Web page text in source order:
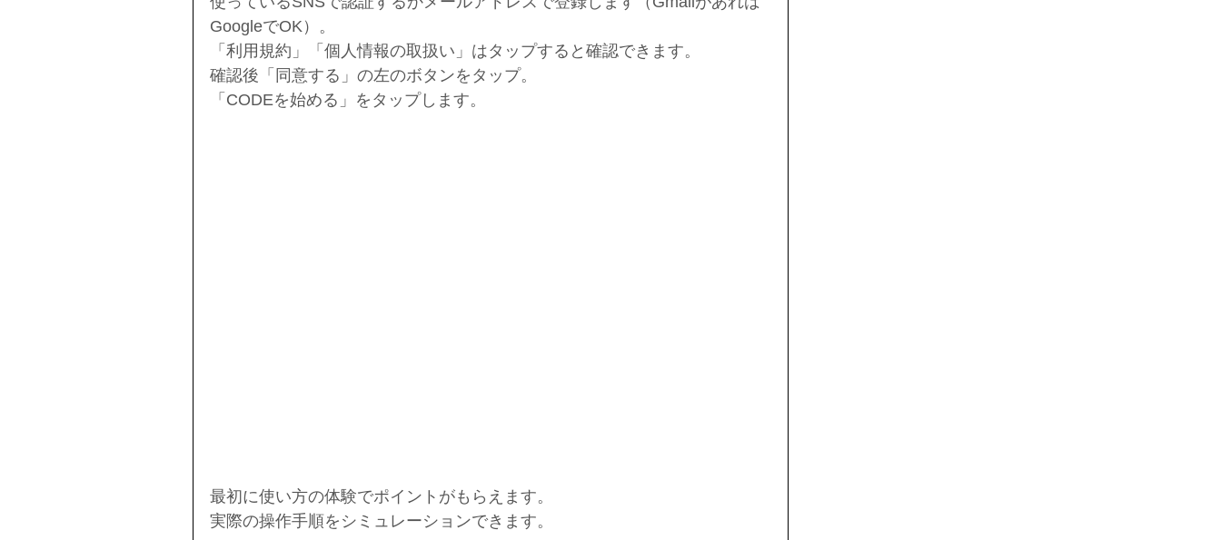
GoogleでOK）。
「利用規約」「個人情報の取扱い」はタップすると確認できます。
確認後「同意する」の左のボタンをタップ。
「CODEを始める」をタップします。
最初に使い方の体験でポイントがもらえます。
実際の操作手順をシミュレーションできます。